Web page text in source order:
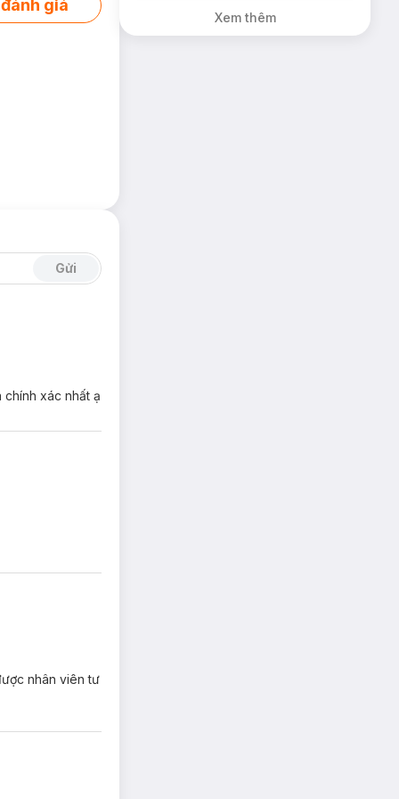
dầu cam
thêm mùi
muốn có một
giá
Gửi
xác nhất ạ
nhân viên tư
7g trị giá 198K
(SL có hạn)
Xem thêm